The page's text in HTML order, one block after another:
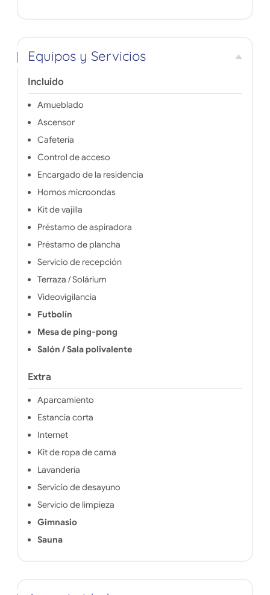
Equipos y Servicios
Incluido
Amueblado
Ascensor
Cafetería
Control de acceso
Encargado de la residencia
Hornos microondas
Kit de vajilla
Préstamo de aspiradora
Préstamo de plancha
Servicio de recepción
Terraza / Solárium
Videovigilancia
Futbolín
Mesa de ping-pong
Salón / Sala polivalente
Extra
Aparcamiento
Estancia corta
Internet
Kit de ropa de cama
Lavandería
Servicio de desayuno
Servicio de limpieza
Gimnasio
Sauna